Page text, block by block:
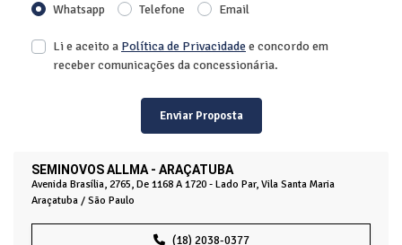
SEMINOVOS ALLMA - ARAÇATUBA
Avenida Brasília, 2765, De 1168 A 1720 - Lado Par, Vila Santa Maria
Araçatuba / São Paulo
(18) 2038-0377
Whatsapp
Telefone Email
Li e aceito a Política de Privacidadee concordo em
receber comunicações da concessionária.
Enviar Proposta